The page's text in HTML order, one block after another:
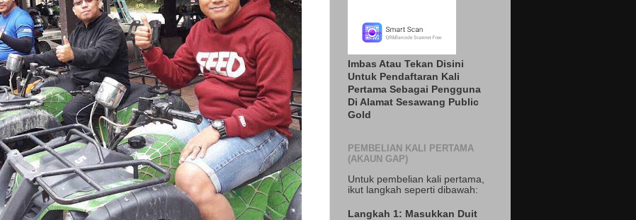
Imbas Atau Tekan Disini
Untuk Pendaftaran Kali
Pertama Sebagai Pengguna
Di Alamat Sesawang Public
Gold
PEMBELIAN KALI PERTAMA
(AKAUN GAP)
Untuk pembelian kali pertama,
ikut langkah seperti dibawah:
Langkah 1: Masukkan Duit